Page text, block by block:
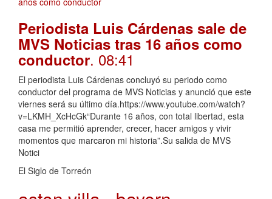
Periodista Luis Cárdenas sale de
MVS Noticias tras 16 años como
conductor. 08:41
El periodista Luis Cárdenas concluyó su periodo como
conductor del programa de MVS Noticias y anunció que este
viernes será su último día.https://www.youtube.com/watch?
v=LKMH_XcHcGk“Durante 16 años, con total libertad, esta
casa me permitió aprender, crecer, hacer amigos y vivir
momentos que marcaron mi historia”.Su salida de MVS
Notici
El Siglo de Torreón